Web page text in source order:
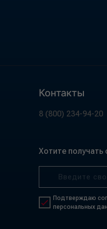
Контакты
8 (800) 234-94-20
Хотите получать
Подтверждаю
персональных